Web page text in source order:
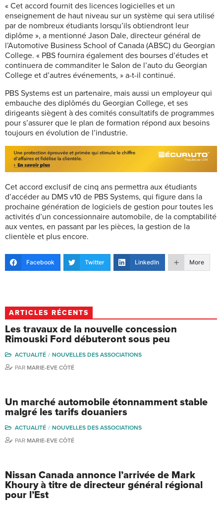
« Cet accord fournit des licences logicielles et un
enseignement de haut niveau sur un système qui sera utilisé
par de nombreux étudiants lorsqu’ils obtiendront leur
diplôme », a mentionné Jason Dale, directeur général de
l’Automotive Business School of Canada (ABSC) du Georgian
College. « PBS fournira également des bourses d’études et
continuera de commanditer le Salon de l’auto du Georgian
College et d’autres événements, » a-t-il continué.
PBS Systems est un partenaire, mais aussi un employeur qui
embauche des diplômés du Georgian College, et ses
dirigeants siègent à des comités consultatifs de programmes
pour s’assurer que le plan de formation répond aux besoins
toujours en évolution de l’industrie.
Cet accord exclusif de cinq ans permettra aux étudiants
d’accéder au DMS v10 de PBS Systems, qui figure dans la
prochaine génération de logiciels de gestion pour toutes les
activités d’un concessionnaire automobile, de la comptabilité
aux ventes, en passant par les pièces, la gestion de la
clientèle et plus encore.
Facebook Twitter LinkedIn More
ARTICLES RÉCENTS
Les travaux de la nouvelle concession
Rimouski Ford débuteront sous peu
ACTUALITÉ
NOUVELLES DES ASSOCIATIONS
PAR MARIE-EVE CÔTÉ
Un marché automobile étonnamment stable
malgré les tarifs douaniers
ACTUALITÉ
NOUVELLES DES ASSOCIATIONS
PAR MARIE-EVE CÔTÉ
Nissan Canada annonce l’arrivée de Mark
Khoury à titre de directeur général régional
pour l’Est